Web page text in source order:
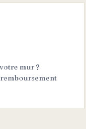
mur ?